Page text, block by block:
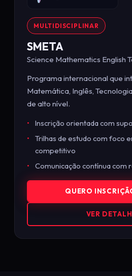
MULTIDISCIPLINAR
SMETA
Science Mathematics English
Programa internacional que
Matemática, Inglês,
de alto nível.
Inscrição orientada com
Trilhas de estudo com foco
competitivo
Comunicação contínua com
QUERO
VER